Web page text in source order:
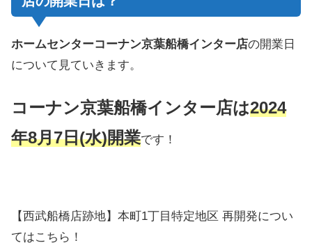
ホームセンターコーナン京葉船橋インター店の開業日
について見ていきます。
コーナン京葉船橋インター店は2024
年8月7日(水)開業です！
【西武船橋店跡地】本町1丁目特定地区 再開発につい
てはこちら！